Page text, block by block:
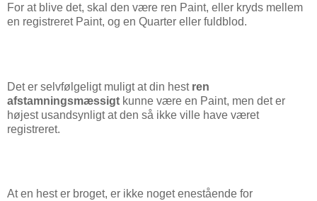
For at blive det, skal den være ren Paint, eller kryds mellem
en registreret Paint, og en Quarter eller fuldblod.
Det er selvfølgeligt muligt at din hest ren
afstamningsmæssigt kunne være en Paint, men det er
højest usandsynligt at den så ikke ville have været
registreret.
At en hest er broget, er ikke noget enestående for